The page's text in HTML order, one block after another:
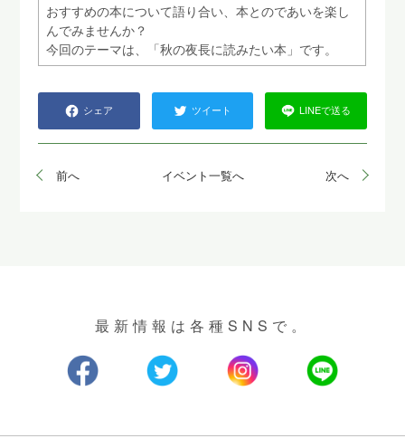
おすすめの本について語り合い、本とのであいを楽し
んでみませんか？
今回のテーマは、「秋の夜長に読みたい本」です。
シェア ツイート LINEで送る
前へ イベント一覧へ 次へ
最新情報は各種SNSで。